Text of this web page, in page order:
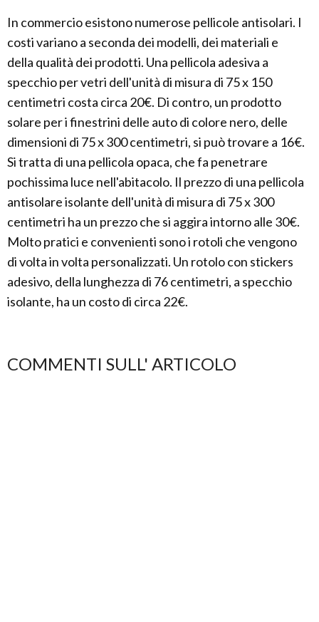
In commercio esistono numerose pellicole antisolari. I
costi variano a seconda dei modelli, dei materiali e
della qualità dei prodotti. Una pellicola adesiva a
specchio per vetri dell'unità di misura di 75 x 150
centimetri costa circa 20€. Di contro, un prodotto
solare per i finestrini delle auto di colore nero, delle
dimensioni di 75 x 300 centimetri, si può trovare a 16€.
Si tratta di una pellicola opaca, che fa penetrare
pochissima luce nell'abitacolo. Il prezzo di una pellicola
antisolare isolante dell'unità di misura di 75 x 300
centimetri ha un prezzo che si aggira intorno alle 30€.
Molto pratici e convenienti sono i rotoli che vengono
di volta in volta personalizzati. Un rotolo con stickers
adesivo, della lunghezza di 76 centimetri, a specchio
isolante, ha un costo di circa 22€.
COMMENTI SULL' ARTICOLO